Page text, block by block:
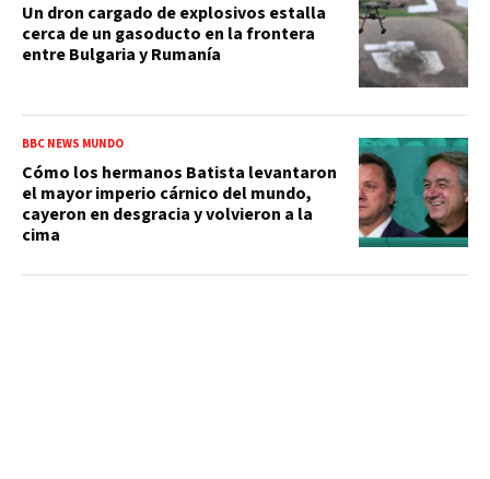
Un dron cargado de explosivos estalla
cerca de un gasoducto en la frontera
entre Bulgaria y Rumanía
BBC NEWS MUNDO
Cómo los hermanos Batista levantaron
el mayor imperio cárnico del mundo,
cayeron en desgracia y volvieron a la
cima